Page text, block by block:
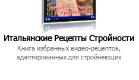
Итальянские Рецепты Стройности
Книга избранных видео-рецептов,
адаптированных для стройнеющих